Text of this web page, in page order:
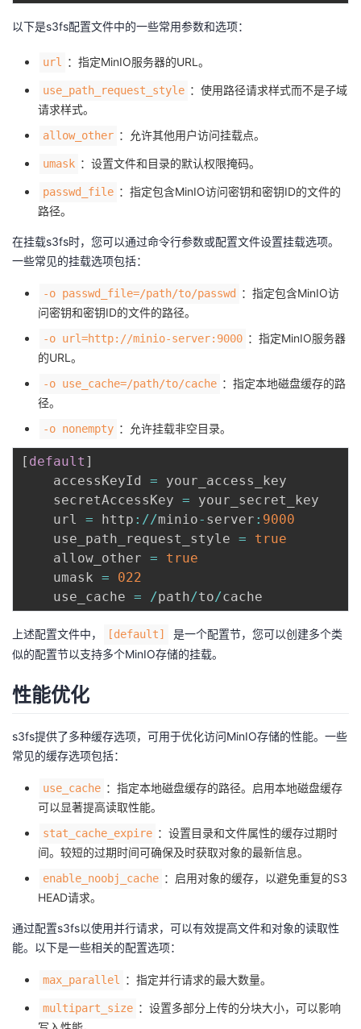
以下是s3fs配置文件中的一些常用参数和选项：
url ：指定MinIO服务器的URL。
use_path_request_style ：使用路径请求样式而不是子域
请求样式。
allow_other ：允许其他用户访问挂载点。
umask ：设置文件和目录的默认权限掩码。
passwd_file ：指定包含MinIO访问密钥和密钥ID的文件的
路径。
在挂载s3fs时，您可以通过命令行参数或配置文件设置挂载选项。
一些常见的挂载选项包括：
-o passwd_file=/path/to/passwd
：指定包含MinIO访
问密钥和密钥ID的文件的路径。
-o url=http://minio-server:9000 ：指定MinIO服务器
的URL。
-o use_cache=/path/to/cache ：指定本地磁盘缓存的路
径。
-o nonempty ：允许挂载非空目录。
[ default ]
    accessKeyId
= your_access_key
    secretAccessKey
= your_secret_key
    url
= http : //minio- server : 9000
    use_path_request_style
=
true
    allow_other
=
true
    umask
=
022
    use_cache
= /path/to/
上述配置文件中， [default]
是一个配置节，您可以创建多个类
似的配置节以支持多个MinIO存储的挂载。
性能优化
s3fs提供了多种缓存选项，可用于优化访问MinIO存储的性能。一些
常见的缓存选项包括：
use_cache ：指定本地磁盘缓存的路径。启用本地磁盘缓存
可以显著提高读取性能。
stat_cache_expire ：设置目录和文件属性的缓存过期时
间。较短的过期时间可确保及时获取对象的最新信息。
enable_noobj_cache ：启用对象的缓存，以避免重复的S3
HEAD请求。
通过配置s3fs以使用并行请求，可以有效提高文件和对象的读取性
能。以下是一些相关的配置选项：
max_parallel ：指定并行请求的最大数量。
multipart_size ：设置多部分上传的分块大小，可以影响